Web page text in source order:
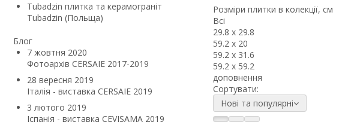
Розміри плитки в колекції, см
Всі
29.8 x 29.8
59.2 x 20
59.2 x 31.6
59.2 x 59.2
доповнення
Сортувати:
Нові та популярні
Tubadzin плитка та керамограніт
Tubadzin (Польща)
Блог
7 жовтня 2020
Фотоархів CERSAIE 2017-2019
28 вересня 2019
Італія - виставка CERSAIE 2019
3 лютого 2019
Іспанія - виставка CEVISAMA 2019